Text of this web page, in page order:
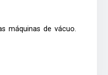
máquinas de vácuo.